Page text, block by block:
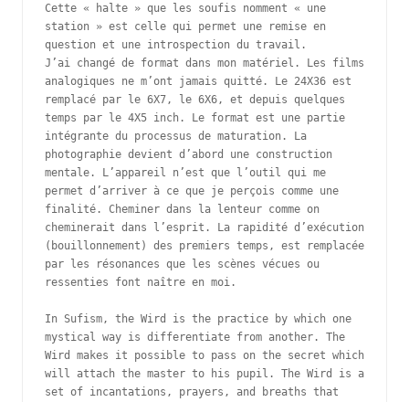
Cette « halte » que les soufis nomment « une
station » est celle qui permet une remise en
question et une introspection du travail.
J’ai changé de format dans mon matériel. Les films
analogiques ne m’ont jamais quitté. Le 24X36 est
remplacé par le 6X7, le 6X6, et depuis quelques
temps par le 4X5 inch. Le format est une partie
intégrante du processus de maturation. La
photographie devient d’abord une construction
mentale. L’appareil n’est que l’outil qui me
permet d’arriver à ce que je perçois comme une
finalité. Cheminer dans la lenteur comme on
cheminerait dans l’esprit. La rapidité d’exécution
(bouillonnement) des premiers temps, est remplacée
par les résonances que les scènes vécues ou
ressenties font naître en moi.
In Sufism, the Wird is the practice by which one
mystical way is differentiate from another. The
Wird makes it possible to pass on the secret which
will attach the master to his pupil. The Wird is a
set of incantations, prayers, and breaths that